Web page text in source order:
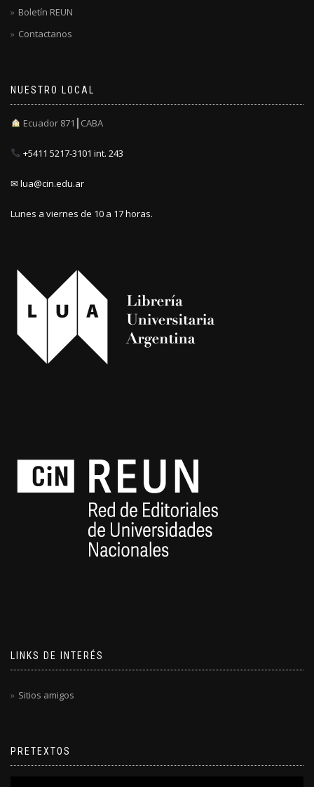
Boletín REUN
Contactanos
NUESTRO LOCAL
Ecuador 871┃CABA
+5411 5217-3101 int. 243
✉ lua@cin.edu.ar
Lunes a viernes de 10 a 17 horas.
LINKS DE INTERÉS
Sitios amigos
PRETEXTOS